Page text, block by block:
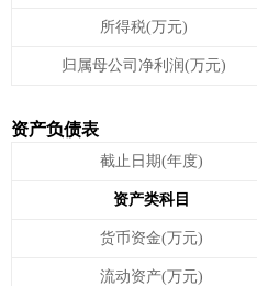
所得税(万元)
归属母公司净利润(万元)
资产负债表
截止日期(年度)
资产类科目
货币资金(万元)
流动资产(万元)